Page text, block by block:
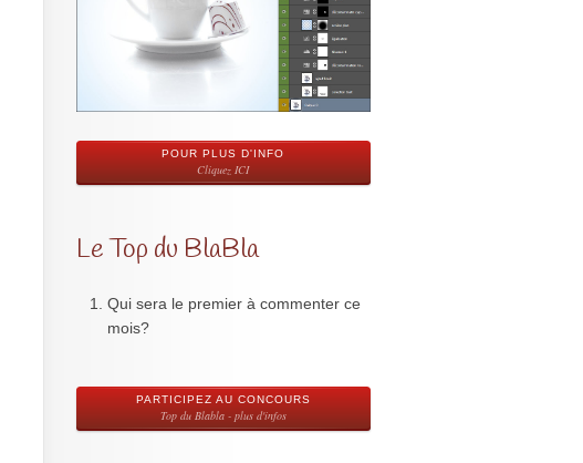
POUR PLUS D'INFO
Cliquez ICI
Le Top du BlaBla
Qui sera le premier à commenter ce
mois?
PARTICIPEZ AU CONCOURS
Top du Blabla - plus d'infos